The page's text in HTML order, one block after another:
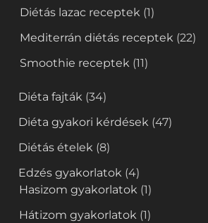
Diétás lazac receptek (1)
Mediterrán diétás receptek (22)
Smoothie receptek (11)
Diéta fajták (34)
Diéta gyakori kérdések (47)
Diétás ételek (8)
Edzés gyakorlatok (4)
Hasizom gyakorlatok (1)
Hátizom gyakorlatok (1)